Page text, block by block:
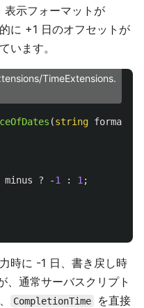
表示フォーマットが
に +1 日のオフセットが
います。
TimeExtensions.
(string format
minus ? -1 : 1 ;
時に -1 日、書き戻し時
、通常サーバスクリプト
CompletionTime
を直接